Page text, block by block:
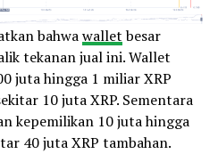
bahwawalletbesar
tekanan jual ini. Wallet
juta hingga 1 miliar XRP
10 juta XRP. Sementara
kepemilikan 10 juta hingga
40 juta XRP tambahan.